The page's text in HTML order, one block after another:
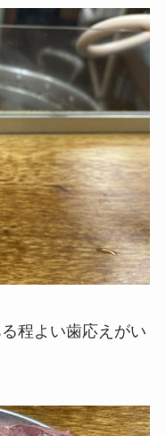
程よい歯応えがい